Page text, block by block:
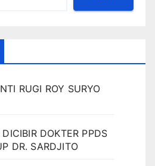
RUGI ROY SURYO
DOKTER PPDS
DR. SARDJITO